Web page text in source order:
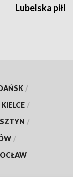
Lubelska piłka
/
KIELCE /
/
/